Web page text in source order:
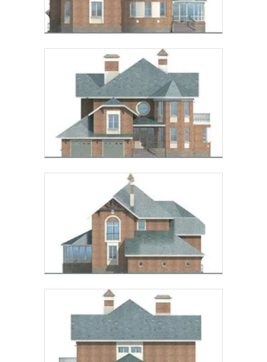
Предпочтительный способ связи:
Звонок
Telegram MAX
согласие на обработку персональных данных
подтверждаю, что ознакомлен(а) с
политикой
обработки персональных данных.
Рассчитать стоимость